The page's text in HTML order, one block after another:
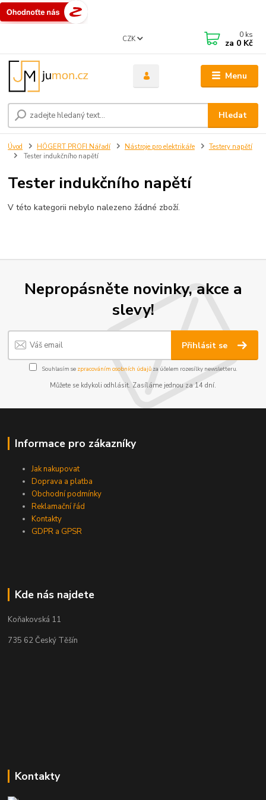
Menu
CZK
Hledat
0 ks
za 0 Kč
Úvod HÖGERT PROFI Nářadí Nástroje pro elektrikáře
Testery napětí
Tester indukčního napětí
Tester indukčního napětí
V této kategorii nebylo nalezeno žádné zboží.
Nepropásněte novinky, akce a
slevy!
Přihlásit se
Souhlasím se zpracováním osobních údajůza účelem rozesílky newsletteru.
Můžete se kdykoli odhlásit. Zasíláme jednou za 14 dní.
Informace pro zákazníky
Jak nakupovat
Doprava a platba
Obchodní podmínky
Reklamační řád
Kontakty
GDPR a GPSR
Kde nás najdete
Koňakovská 11
735 62 Český Těšín
Kontakty